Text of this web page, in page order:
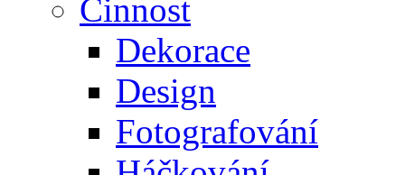
Činnost
Dekorace
Design
Fotografování